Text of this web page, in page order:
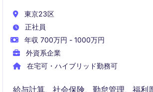
東京23区
正社員
年収 700万円 - 1000万円
外資系企業
在宅可・ハイブリッド勤務可
給与計算、社会保険、勤怠管理、福利